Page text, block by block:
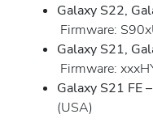
Galaxy S22,
Firmware:
Galaxy S21,
Firmware:
Galaxy S21 FE –
(USA)